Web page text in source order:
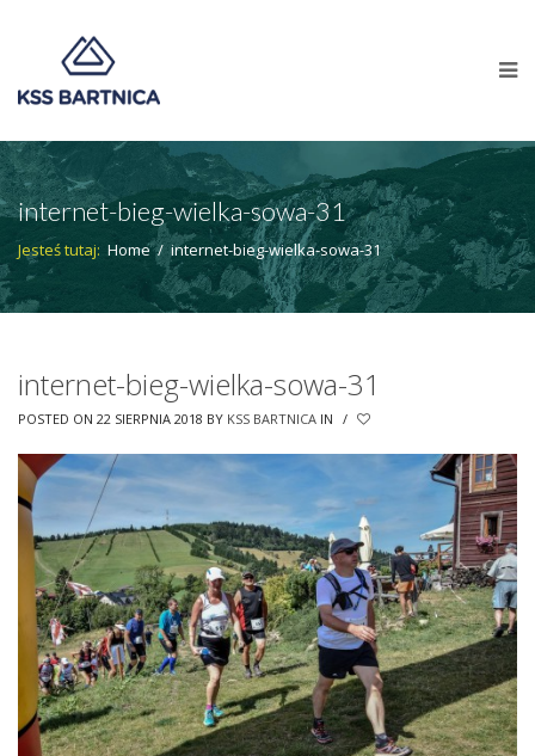
internet-bieg-wielka-sowa-31
Jesteś tutaj: Home / internet-bieg-wielka-sowa-31
internet-bieg-wielka-sowa-31
POSTED ON 22 SIERPNIA 2018 BY KSS BARTNICA IN /